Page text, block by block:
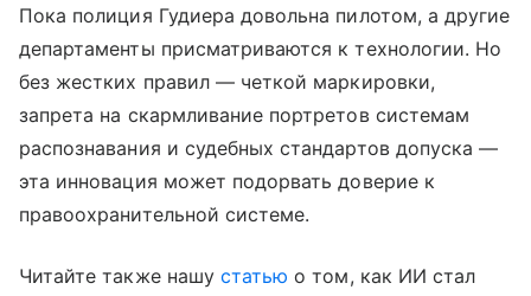
Пока полиция Гудиера довольна пилотом, а другие
департаменты присматриваются к технологии. Но
без жестких правил — четкой маркировки,
запрета на скармливание портретов системам
распознавания и судебных стандартов допуска —
эта инновация может подорвать доверие к
правоохранительной системе.
Читайте также нашу статью о том, как ИИ стал